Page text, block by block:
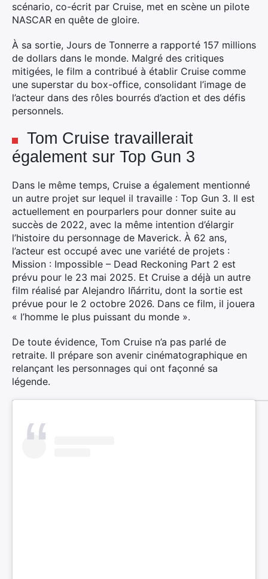
scénario, co-écrit par Cruise, met en scène un pilote
NASCAR en quête de gloire.
À sa sortie, Jours de Tonnerre a rapporté 157 millions
de dollars dans le monde. Malgré des critiques
mitigées, le film a contribué à établir Cruise comme
une superstar du box-office, consolidant l’image de
l’acteur dans des rôles bourrés d’action et des défis
personnels.
Tom Cruise travaillerait
également sur Top Gun 3
Dans le même temps, Cruise a également mentionné
un autre projet sur lequel il travaille : Top Gun 3. Il est
actuellement en pourparlers pour donner suite au
succès de 2022, avec la même intention d’élargir
l’histoire du personnage de Maverick. À 62 ans,
l’acteur est occupé avec une variété de projets :
Mission : Impossible – Dead Reckoning Part 2 est
prévu pour le 23 mai 2025. Et Cruise a déjà un autre
film réalisé par Alejandro Iñárritu, dont la sortie est
prévue pour le 2 octobre 2026. Dans ce film, il jouera
« l’homme le plus puissant du monde ».
De toute évidence, Tom Cruise n’a pas parlé de
retraite. Il prépare son avenir cinématographique en
relançant les personnages qui ont façonné sa
légende.